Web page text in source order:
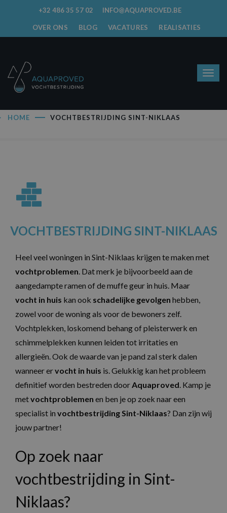
+32 486 35 57 02 INFO@AQUAPROVED.BE
OVER ONS BLOG VACATURES REALISATIES
HOME VOCHTBESTRIJDING SINT-NIKLAAS
VOCHTBESTRIJDING SINT-NIKLAAS
Heel veel woningen in Sint-Niklaas krijgen te maken met
vochtproblemen. Dat merk je bijvoorbeeld aan de
aangedampte ramen of de muffe geur in huis. Maar
vocht in huis kan ook schadelijke gevolgen hebben,
zowel voor de woning als voor de bewoners zelf.
Vochtplekken, loskomend behang of pleisterwerk en
schimmelplekken kunnen leiden tot irritaties en
allergieën. Ook de waarde van je pand zal sterk dalen
wanneer ervocht in huis is. Gelukkig kan het probleem
definitief worden bestreden doorAquaproved. Kamp je
metvochtproblemen en ben je op zoek naar een
specialist in vochtbestrijdingSint-Niklaas? Dan zijn wij
jouw partner!
Op zoek naar
vochtbestrijding in Sint-
Niklaas?